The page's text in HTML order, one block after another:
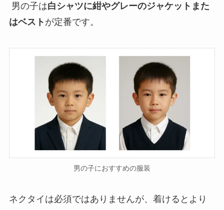
男の子は白シャツに紺やグレーのジャケットまた
はベスト が定番です。
男の子におすすめの服装
ネクタイは必須ではありませんが、着けるとより